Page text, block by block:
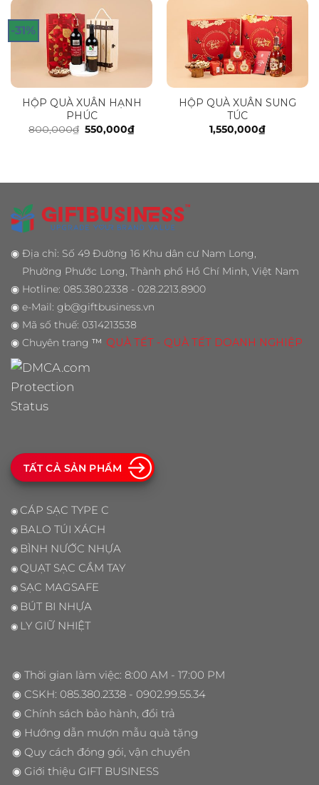
-31%
HỘP QUÀ XUÂN HẠNH
PHÚC
800,000₫ Giá
550,000₫Giá
HỘP QUÀ XUÂN SUNG
TÚC
1,550,000₫
◉ Địa chỉ: Số 49 Đường 16 Khu dân cư Nam Long,
Phường Phước Long, Thành phố Hồ Chí Minh, Việt Nam
◉ Hotline: 085.380.2338 - 028.2213.8900
◉ e-Mail: gb@giftbusiness.vn
◉ Mã số thuế: 0314213538
◉ Chuyên trang ™ QUÀ TẾT - QUÀ TẾT DOANH NGHIỆP
TẤT CẢ SẢN PHẨM
◉ CÁP SẠC TYPE C
◉ BALO TÚI XÁCH
◉ BÌNH NƯỚC NHỰA
◉ QUẠT SẠC CẦM TAY
◉ SẠC MAGSAFE
◉ BÚT BI NHỰA
◉ LY GIỮ NHIỆT
◉ Thời gian làm việc: 8:00 AM - 17:00 PM
◉ CSKH: 085.380.2338 - 0902.99.55.34
◉ Chính sách bảo hành, đổi trả
◉ Hướng dẫn mượn mẫu quà tặng
◉ Quy cách đóng gói, vận chuyển
◉ Giới thiệu GIFT BUSINESS